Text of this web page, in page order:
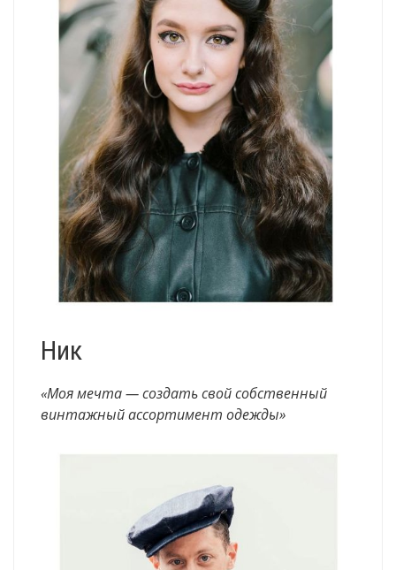
Ник
«Моя мечта — создать свой собственный
винтажный ассортимент одежды»